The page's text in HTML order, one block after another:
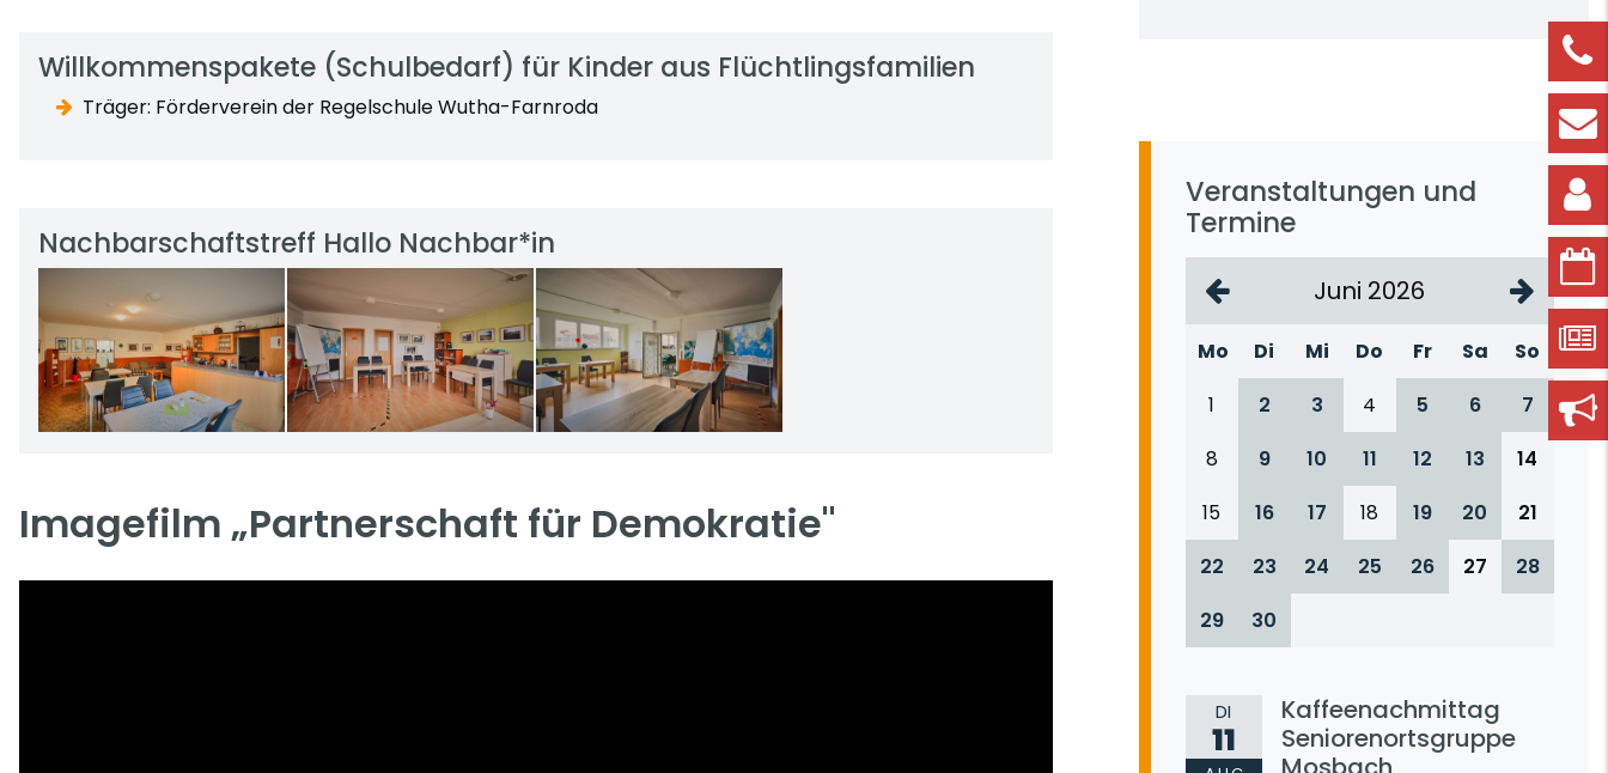
Willkommenspakete (Schulbedarf) für Kinder aus Flüchtlingsfamilien
Träger: Förderverein der Regelschule Wutha-Farnroda
Nachbarschaftstreff Hallo Nachbar*in
Imagefilm „Partnerschaft für Demokratie"
Veranstaltungen und
Termine
Juni 2026
Mo Di Mi Do Fr Sa
So
1
2 3 4 5 6
7
8
9 10 11 12 13
14
15
16 17 18 19 20
21
22
23 24 25 26 27
28
29
30
DI
11
Kaffeenachmittag
Seniorenortsgruppe